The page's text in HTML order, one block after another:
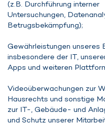
(z.B. Durchführung interner
Untersuchungen,
Betrugsbekämpfung);
Gewährleistungen unseres
insbesondere der IT,
Apps und weiteren
Videoüberwachungen zur
Hausrechts und sonstige
zur IT-, Gebäude- und
und Schutz unserer